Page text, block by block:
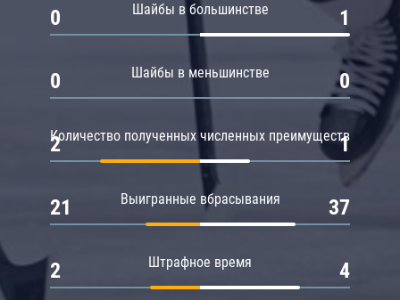
Шайбы в большинстве
0 1
Шайбы в меньшинстве
0 0
Количество полученных численных преимуществ
2 1
Выигранные вбрасывания
21 37
Штрафное время
2 4